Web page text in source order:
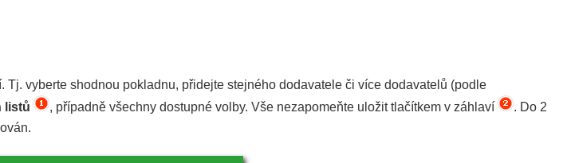
vyberte shodnou pokladnu, přidejte stejného dodavatele či více dodavatelů (podle
listů , případně všechny dostupné volby. Vše nezapomeňte uložit tlačítkem v záhlaví
. Do 2